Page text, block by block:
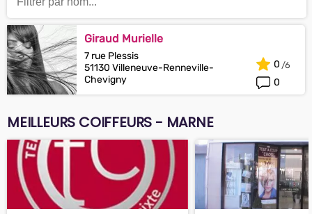
Giraud Murielle
7 rue Plessis
51130 Villeneuve-Renneville-
Chevigny
0
0
MEILLEURS COIFFEURS - MARNE